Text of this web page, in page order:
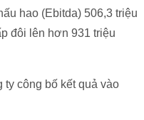
hao (Ebitda) 506,3 triệu
đôi lên hơn 931 triệu
công bố kết quả vào